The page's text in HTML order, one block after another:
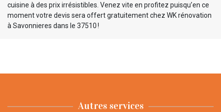
cuisine à des prix irrésistibles. Venez vite en profitez puisqu’en ce
moment votre devis sera offert gratuitement chez WK rénovation
à Savonnieres dans le 37510 !
Autres services